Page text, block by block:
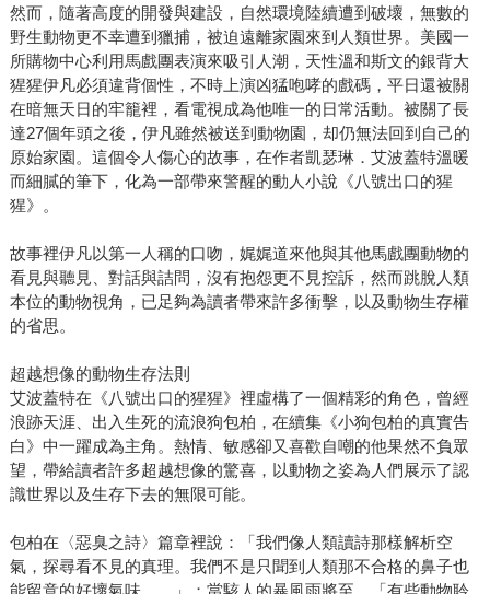
然而，隨著高度的開發與建設，自然環境陸續遭到破壞，無數的
野生動物更不幸遭到獵捕，被迫遠離家園來到人類世界。美國一
所購物中心利用馬戲團表演來吸引人潮，天性溫和斯文的銀背大
猩猩伊凡必須違背個性，不時上演凶猛咆哮的戲碼，平日還被關
在暗無天日的牢籠裡，看電視成為他唯一的日常活動。被關了長
達27個年頭之後，伊凡雖然被送到動物園，却仍無法回到自己的
原始家園。這個令人傷心的故事，在作者凱瑟琳．艾波蓋特溫暖
而細膩的筆下，化為一部帶來警醒的動人小說《八號出口的猩
猩》。
故事裡伊凡以第一人稱的口吻，娓娓道來他與其他馬戲團動物的
看見與聽見、對話與詰問，沒有抱怨更不見控訴，然而跳脫人類
本位的動物視角，已足夠為讀者帶來許多衝擊，以及動物生存權
的省思。
超越想像的動物生存法則
艾波蓋特在《八號出口的猩猩》裡虛構了一個精彩的角色，曾經
浪跡天涯、出入生死的流浪狗包柏，在續集《小狗包柏的真實告
白》中一躍成為主角。熱情、敏感卻又喜歡自嘲的他果然不負眾
望，帶給讀者許多超越想像的驚喜，以動物之姿為人們展示了認
識世界以及生存下去的無限可能。
包柏在〈惡臭之詩〉篇章裡說：「我們像人類讀詩那樣解析空
氣，探尋看不見的真理。我們不是只聞到人類那不合格的鼻子也
能留意的好壞氣味……」；當駭人的暴風雨將至，「有些動物聆